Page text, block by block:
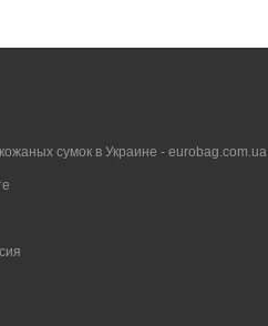
сумок в Украине - eurobag.com.ua